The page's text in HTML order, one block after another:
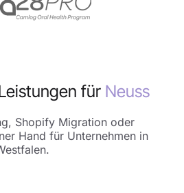
für Neuss
Shopify Migration oder
Hand für Unternehmen in